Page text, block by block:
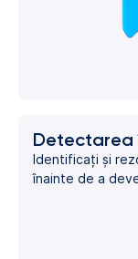
Detectarea
Identificați și
înainte de a